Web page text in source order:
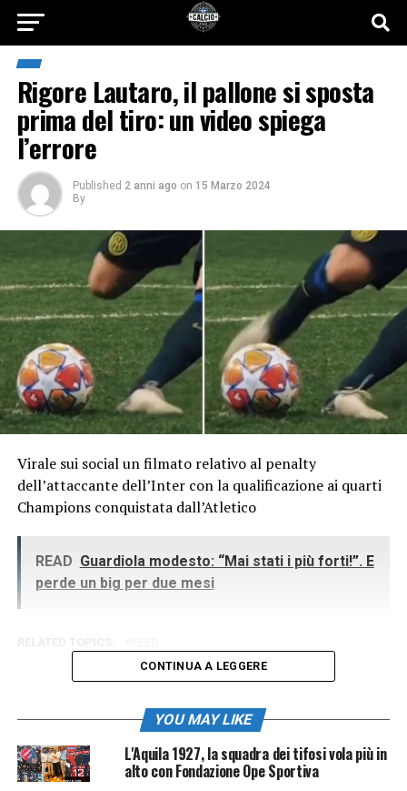
Rigore Lautaro, il pallone si sposta
prima del tiro: un video spiega
l’errore
Published 2 anni ago on 15 Marzo 2024
By
Virale sui social un filmato relativo al penalty
dell’attaccante dell’Inter con la qualificazione ai quarti
Champions conquistata dall’Atletico
READ Guardiola modesto: “Mai stati i più forti!”. E
perde un big per due mesi
CONTINUA A LEGGERE
YOU MAY LIKE
L'Aquila 1927, la squadra dei tifosi vola più in
alto con Fondazione Ope Sportiva